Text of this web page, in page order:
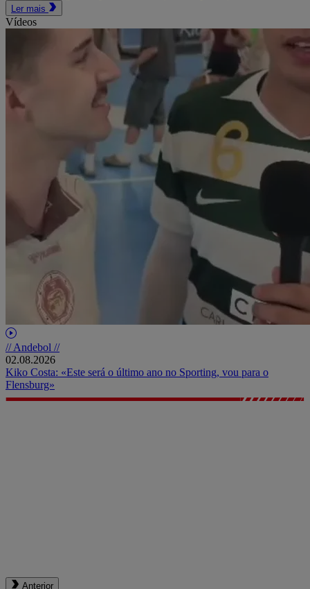
Ler mais
Vídeos
// Andebol //
02.08.2026
Kiko Costa: «Este será o último ano no Sporting, vou para o
Flensburg»
Anterior